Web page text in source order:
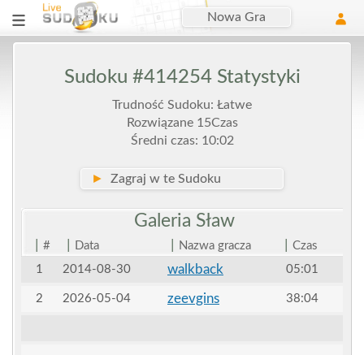
Nowa Gra
Sudoku #414254 Statystyki
Trudność Sudoku: Łatwe
Rozwiązane 15Czas
Średni czas: 10:02
► Zagraj w te Sudoku
Galeria Sław
# Data Nazwa gracza
Czas
1
2014-08-30 walkback 05:01
2 2026-05-04 zeevgins 38:04